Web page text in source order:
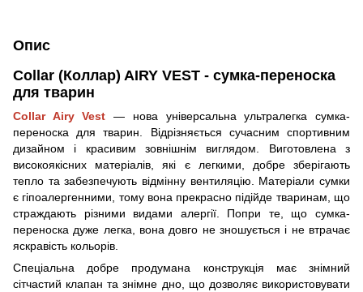
Опис
Collar (Коллар) AIRY VEST - сумка-переноска
для тварин
Collar Airy Vest — нова універсальна ультралегка сумка-
переноска для тварин. Відрізняється сучасним спортивним
дизайном і красивим зовнішнім виглядом. Виготовлена з
високоякісних матеріалів, які є легкими, добре зберігають
тепло та забезпечують відмінну вентиляцію. Матеріали сумки
є гіпоалергенними, тому вона прекрасно підійде тваринам, що
страждають різними видами алергії. Попри те, що сумка-
переноска дуже легка, вона довго не зношується і не втрачає
яскравість кольорів.
Спеціальна добре продумана конструкція має знімний
сітчастий клапан та знімне дно, що дозволяє використовувати